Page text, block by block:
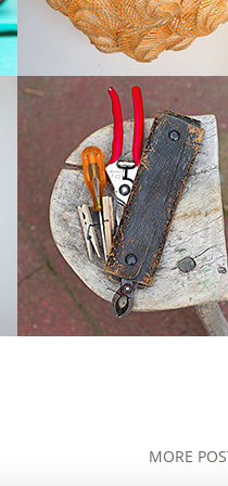
MORE